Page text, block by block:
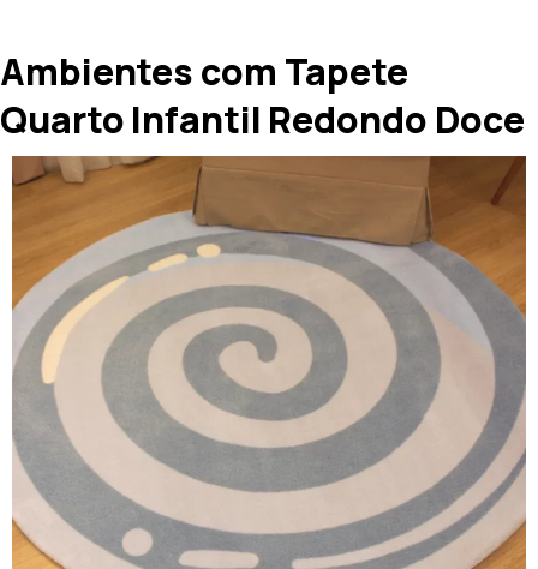
Ambientes com Tapete
Quarto Infantil Redondo Doce